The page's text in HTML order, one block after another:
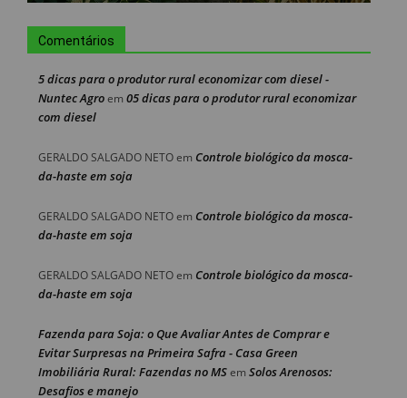
Comentários
5 dicas para o produtor rural economizar com diesel -
Nuntec Agroem 05 dicas para o produtor rural economizar
com diesel
GERALDO SALGADO NETOem Controle biológico da mosca-
da-haste em soja
GERALDO SALGADO NETOem Controle biológico da mosca-
da-haste em soja
GERALDO SALGADO NETOem Controle biológico da mosca-
da-haste em soja
Fazenda para Soja: o Que Avaliar Antes de Comprar e
Evitar Surpresas na Primeira Safra - Casa Green
Imobiliária Rural: Fazendas no MSem Solos Arenosos:
Desafios e manejo